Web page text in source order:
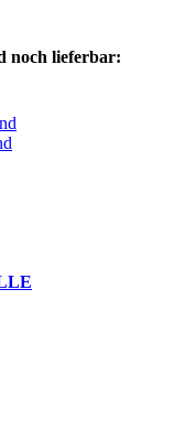
noch lieferbar: